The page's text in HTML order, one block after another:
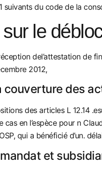
suivants du code de la
le
del’attestation de
2012,
couverture des
des articles L 12.14
en l’espèce pour n
qui a bénéficié d’un.
et